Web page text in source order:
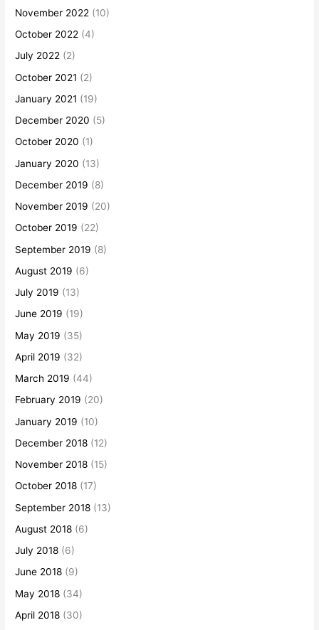
November 2022 (10)
October 2022 (4)
July 2022 (2)
October 2021 (2)
January 2021 (19)
December 2020 (5)
October 2020 (1)
January 2020 (13)
December 2019 (8)
November 2019 (20)
October 2019 (22)
September 2019 (8)
August 2019 (6)
July 2019 (13)
June 2019 (19)
May 2019 (35)
April 2019 (32)
March 2019 (44)
February 2019 (20)
January 2019 (10)
December 2018 (12)
November 2018 (15)
October 2018 (17)
September 2018 (13)
August 2018 (6)
July 2018 (6)
June 2018 (9)
May 2018 (34)
April 2018 (30)